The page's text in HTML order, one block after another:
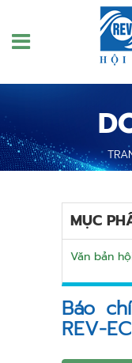
nội
MỤC
Văn bản
Báo
REV-